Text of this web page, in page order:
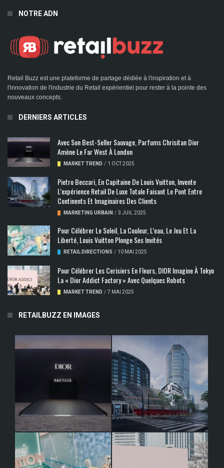
NOTRE ADN
Retail Buzz est une plateforme de partage dédiée à l'inspiration et à
l'innovation de l'industrie du Retail expérientiel pour rester à la pointe des
nouveaux concepts.
DERNIERS ARTICLES
Avec Son Best-Seller Sauvage, Parfums Chrisitan Dior
Amène Le Far West À London
MARKET TREND / 1 OCT 2025
Pietro Beccari, En Capitaine De Louis Vuitton, Invente
L’expérience Retail De Luxe Totale Faisant Le Pont Entre
Continents Et Imaginaires Des Clients
MARKETING URBAIN / 3 JUIL 2025
Pour Célébrer Le Soleil, La Couleur, L’eau, Le Jeu Et La
Liberté, Louis Vuitton Plonge Ses Invités
RETAIL DIRECTIONS / 10 MAI 2025
Pour Célébrer Les Cerisiers En Fleurs, DIOR Imagine À Tokyo
La « Dior Addict Factory » Avec Quelques Robots
MARKET TREND / 7 MAI 2025
RETAILBUZZ EN IMAGES